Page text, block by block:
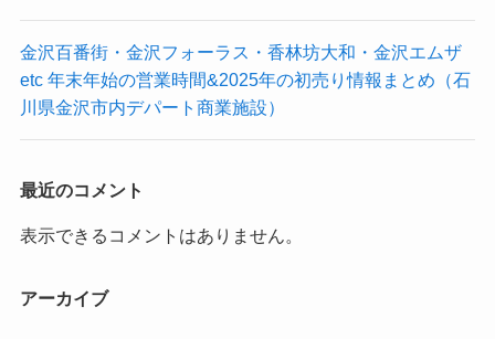
金沢百番街・金沢フォーラス・香林坊大和・金沢エムザ
etc 年末年始の営業時間&2025年の初売り情報まとめ（石
川県金沢市内デパート商業施設）
最近のコメント
表示できるコメントはありません。
アーカイブ